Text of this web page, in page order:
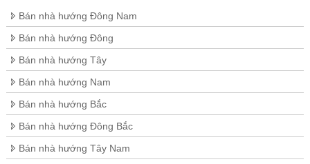
Bán nhà hướng Đông Nam
Bán nhà hướng Đông
Bán nhà hướng Tây
Bán nhà hướng Nam
Bán nhà hướng Bắc
Bán nhà hướng Đông Bắc
Bán nhà hướng Tây Nam